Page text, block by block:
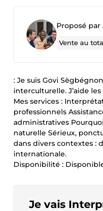
Proposé par
Vente au
: Je suis Govi
interculturelle. J’aide
Mes services :
professionnels
administratives
naturelle Sérieux,
dans divers contextes :
internationale.
Disponibilité :
Je vais